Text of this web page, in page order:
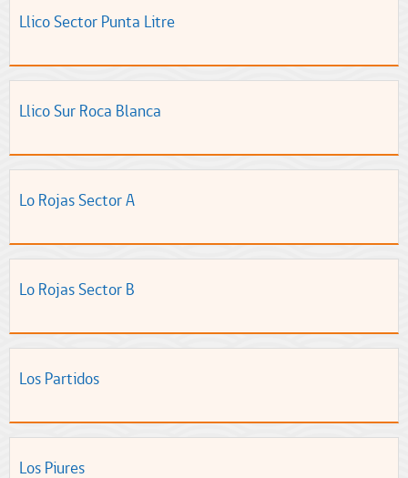
Llico Sector Punta Litre
Llico Sur Roca Blanca
Lo Rojas Sector A
Lo Rojas Sector B
Los Partidos
Los Piures